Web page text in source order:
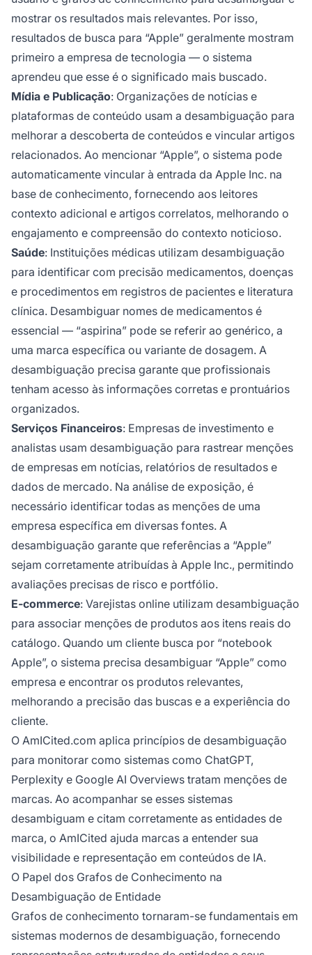
mostrar os resultados mais relevantes. Por isso,
resultados de busca para “Apple” geralmente mostram
primeiro a empresa de tecnologia — o sistema
aprendeu que esse é o significado mais buscado.
Mídia e Publicação: Organizações de notícias e
plataformas de conteúdo usam a desambiguação para
melhorar a descoberta de conteúdos e vincular artigos
relacionados. Ao mencionar “Apple”, o sistema pode
automaticamente vincular à entrada da Apple Inc. na
base de conhecimento, fornecendo aos leitores
contexto adicional e artigos correlatos, melhorando o
engajamento e compreensão do contexto noticioso.
Saúde: Instituições médicas utilizam desambiguação
para identificar com precisão medicamentos, doenças
e procedimentos em registros de pacientes e literatura
clínica. Desambiguar nomes de medicamentos é
essencial — “aspirina” pode se referir ao genérico, a
uma marca específica ou variante de dosagem. A
desambiguação precisa garante que profissionais
tenham acesso às informações corretas e prontuários
organizados.
Serviços Financeiros: Empresas de investimento e
analistas usam desambiguação para rastrear menções
de empresas em notícias, relatórios de resultados e
dados de mercado. Na análise de exposição, é
necessário identificar todas as menções de uma
empresa específica em diversas fontes. A
desambiguação garante que referências a “Apple”
sejam corretamente atribuídas à Apple Inc., permitindo
avaliações precisas de risco e portfólio.
E-commerce: Varejistas online utilizam desambiguação
para associar menções de produtos aos itens reais do
catálogo. Quando um cliente busca por “notebook
Apple”, o sistema precisa desambiguar “Apple” como
empresa e encontrar os produtos relevantes,
melhorando a precisão das buscas e a experiência do
cliente.
O AmICited.com aplica princípios de desambiguação
para monitorar como sistemas como ChatGPT,
Perplexity e Google AI Overviews tratam menções de
marcas. Ao acompanhar se esses sistemas
desambiguam e citam corretamente as entidades de
marca, o AmICited ajuda marcas a entender sua
visibilidade e representação em conteúdos de IA.
O Papel dos Grafos de Conhecimento na
Desambiguação de Entidade
Grafos de conhecimento tornaram-se fundamentais em
sistemas modernos de desambiguação, fornecendo